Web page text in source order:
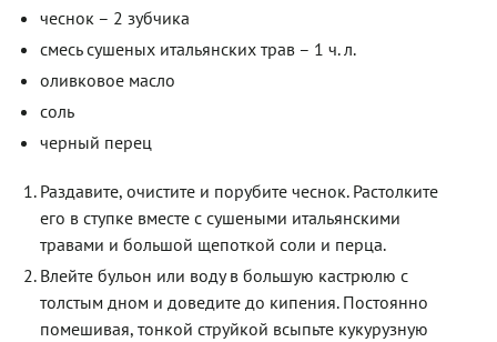
чеснок – 2 зубчика
смесь сушеных итальянских трав – 1 ч. л.
оливковое масло
соль
черный перец
Раздавите, очистите и порубите чеснок. Растолките
его в ступке вместе с сушеными итальянскими
травами и большой щепоткой соли и перца.
Влейте бульон или воду в большую кастрюлю с
толстым дном и доведите до кипения. Постоянно
помешивая, тонкой струйкой всыпьте кукурузную